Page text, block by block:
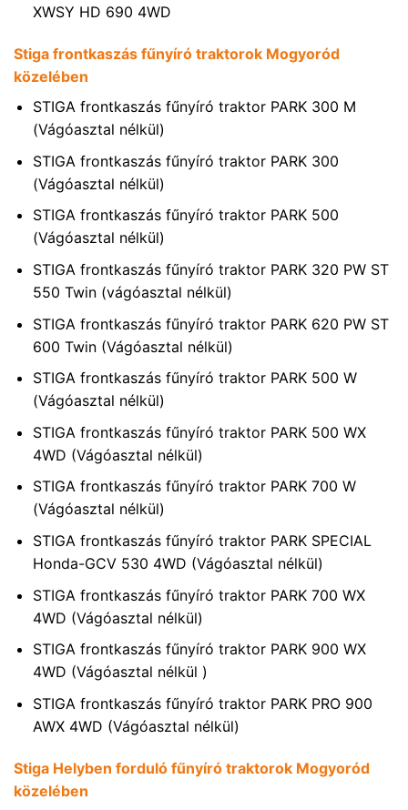
XWSY HD 690 4WD
Stiga frontkaszás fűnyíró traktorok Mogyoród
közelében
STIGA frontkaszás fűnyíró traktor PARK 300 M
(Vágóasztal nélkül)
STIGA frontkaszás fűnyíró traktor PARK 300
(Vágóasztal nélkül)
STIGA frontkaszás fűnyíró traktor PARK 500
(Vágóasztal nélkül)
STIGA frontkaszás fűnyíró traktor PARK 320 PW ST
550 Twin (vágóasztal nélkül)
STIGA frontkaszás fűnyíró traktor PARK 620 PW ST
600 Twin (Vágóasztal nélkül)
STIGA frontkaszás fűnyíró traktor PARK 500 W
(Vágóasztal nélkül)
STIGA frontkaszás fűnyíró traktor PARK 500 WX
4WD (Vágóasztal nélkül)
STIGA frontkaszás fűnyíró traktor PARK 700 W
(Vágóasztal nélkül)
STIGA frontkaszás fűnyíró traktor PARK SPECIAL
Honda-GCV 530 4WD (Vágóasztal nélkül)
STIGA frontkaszás fűnyíró traktor PARK 700 WX
4WD (Vágóasztal nélkül)
STIGA frontkaszás fűnyíró traktor PARK 900 WX
4WD (Vágóasztal nélkül )
STIGA frontkaszás fűnyíró traktor PARK PRO 900
AWX 4WD (Vágóasztal nélkül)
Stiga Helyben forduló fűnyíró traktorok Mogyoród
közelében